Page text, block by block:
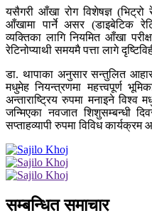
यसैगरी आँखा रोग विशेषज्ञ
आँखामा पार्ने असर (डाइबेटिक
व्यक्तिका लागि नियमित आँखा
रेटिनोप्याथी समयमै पत्ता लागे
डा. थापाका अनुसार सन्तुलित
मधुमेह नियन्त्रणमा महत्त्वपूर्ण
अन्ताराष्ट्रिय रुपमा मनाइने
जन्मिएका नवजात शिशुसम्बन्धी
सप्ताहव्यापी रुपमा विविध कार्यक्रम
सम्बन्धित समाचार